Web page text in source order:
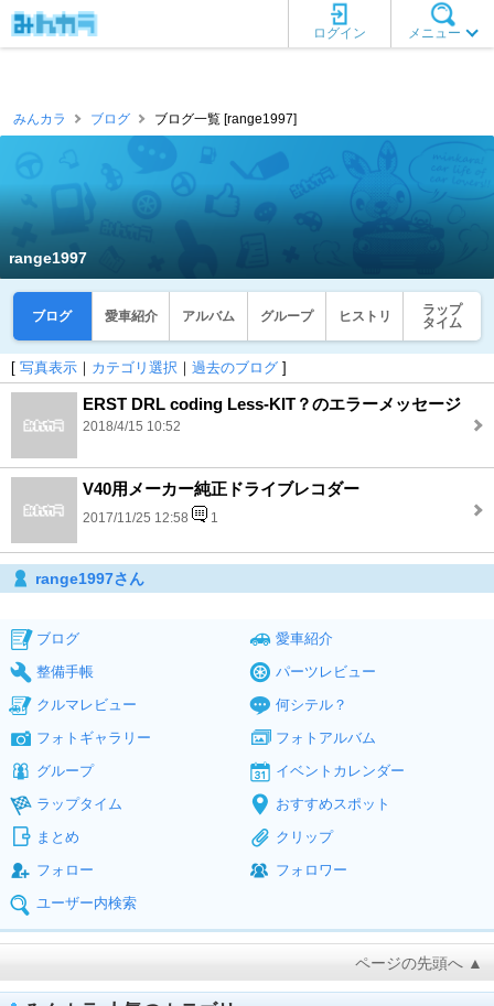
メニュー
ログイン
みんカラ ブログ ブログ一覧 [range1997]
range1997
ブログ 愛車紹介 アルバム グループ ヒストリ
ラップ
タイム
[ 写真表示 ｜ カテゴリ選択 ｜ 過去のブログ ]
ERST DRL coding Less-KIT？のエラーメッセージ
2018/4/15 10:52
V40用メーカー純正ドライブレコダー
2017/11/25 12:58 1
range1997さん
ブログ
愛車紹介
整備手帳
パーツレビュー
クルマレビュー
何シテル？
フォトギャラリー
フォトアルバム
グループ
イベントカレンダー
ラップタイム
おすすめスポット
まとめ
クリップ
フォロー
フォロワー
ユーザー内検索
ページの先頭へ ▲